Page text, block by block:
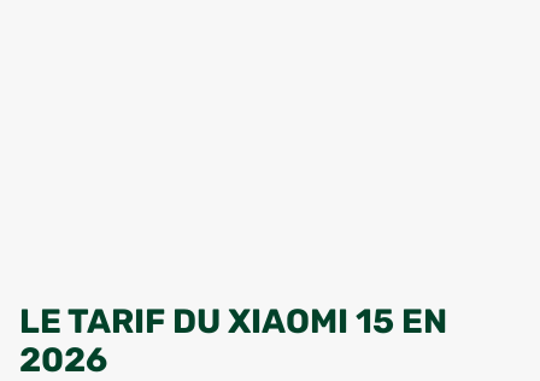
LE TARIF DU XIAOMI 15 EN
2026